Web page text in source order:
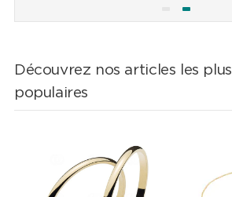
Découvrez nos articles les plus
populaires